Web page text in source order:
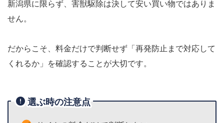
新潟県に限らず、害獣駆除は決して安い買い物ではありま
せん。
だからこそ、料金だけで判断せず「再発防止まで対応して
くれるか」を確認することが大切です。
選ぶ時の注意点